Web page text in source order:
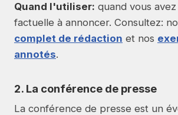
Quand l'utiliser: quand vous
factuelle à annoncer. Consultez:
complet de rédaction et nos
annotés.
2. La conférence de presse
La conférence de presse est un